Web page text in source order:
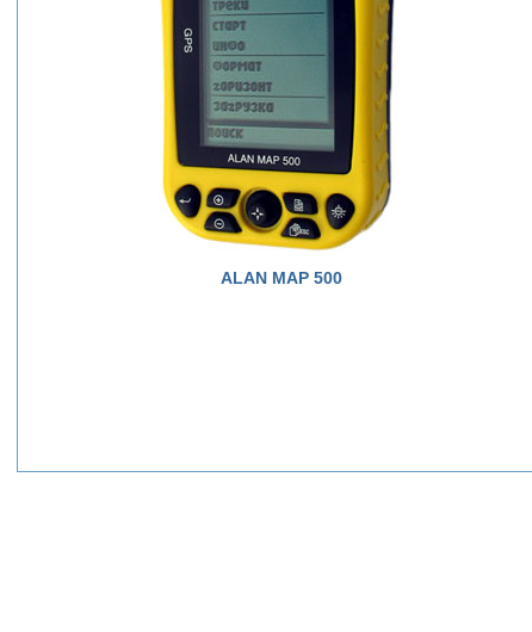
ALAN MAP 500